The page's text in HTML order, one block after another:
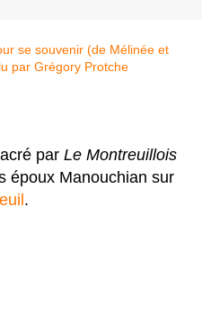
par Le Montreuillois
époux Manouchian sur
.